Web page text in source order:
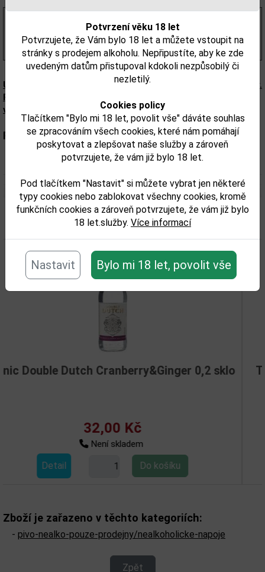
Potvrzení věku 18 let
Potvrzujete, že Vám bylo 18 let a můžete vstoupit na
stránky s prodejem alkoholu. Nepřipustíte, aby ke zde
uvedeným datům přistupoval kdokoli nezpůsobilý či
nezletilý.
Cookies policy
Tlačítkem "Bylo mi 18 let, povolit vše" dáváte souhlas
se zpracováním všech cookies, které nám pomáhají
poskytovat a zlepšovat naše služby a zároveň
potvrzujete, že vám již bylo 18 let.
Pod tlačítkem "Nastavit" si můžete vybrat jen některé
typy cookies nebo zablokovat všechny cookies, kromě
funkčních cookies a zároveň potvrzujete, že vám již bylo
18 let.služby. Více informací
Nastavit Bylo mi 18 let, povolit vše
89,00 Kč s DPH
(178,00 Kč/l)
Upozorňujeme, že tento produkt může obsahovat alergeny.
Přesné složení a alergeny jsou k dispozici na obalu
výrobku. Zkontrolujte prosím před konzumací.
Parametry:
0,5
Související zboží
Cranberry&Ginger 0,2 sklo Tonic Double
Zboží je zařazeno v těchto kategoriích:
- pivo-nealko-pouze-prodejny/nealkoholicke-napoje
Zpět